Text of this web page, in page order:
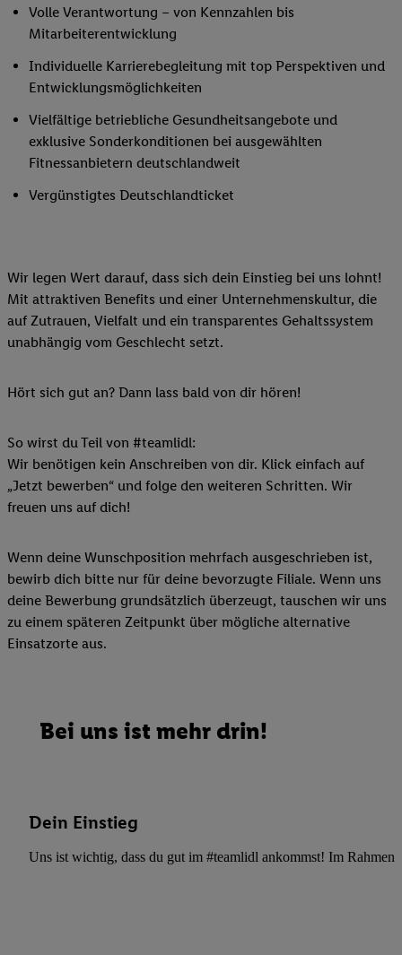
Volle Verantwortung – von Kennzahlen bis
Mitarbeiterentwicklung
Individuelle Karrierebegleitung mit top Perspektiven und
Entwicklungsmöglichkeiten
Vielfältige betriebliche Gesundheitsangebote und
exklusive Sonderkonditionen bei ausgewählten
Fitnessanbietern deutschlandweit
Vergünstigtes Deutschlandticket
Wir legen Wert darauf, dass sich dein Einstieg bei uns lohnt!
Mit attraktiven Benefits und einer Unternehmenskultur, die
auf Zutrauen, Vielfalt und ein transparentes Gehaltssystem
unabhängig vom Geschlecht setzt.
Hört sich gut an? Dann lass bald von dir hören!
So wirst du Teil von #teamlidl:
Wir benötigen kein Anschreiben von dir. Klick einfach auf
„Jetzt bewerben“ und folge den weiteren Schritten. Wir
freuen uns auf dich!
Wenn deine Wunschposition mehrfach ausgeschrieben ist,
bewirb dich bitte nur für deine bevorzugte Filiale. Wenn uns
deine Bewerbung grundsätzlich überzeugt, tauschen wir uns
zu einem späteren Zeitpunkt über mögliche alternative
Einsatzorte aus.
Bei uns ist mehr drin!
Dein Einstieg
Uns ist wichtig, dass du gut im #teamlidl ankommst! Im Rahmen